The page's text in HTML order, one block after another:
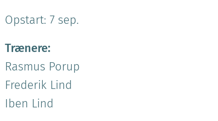
Opstart: 7 sep.
Trænere:
Rasmus Porup
Frederik Lind
Iben Lind